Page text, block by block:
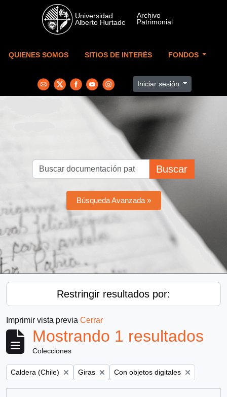
Skip to main content
QUIENES SOMOS SITIOS DE INTERÉS FONDOS
Iniciar sesión
Buscar
Búsqueda Avanzada »
Restringir resultados por:
Imprimir vista previa Cerrar
Mostrando 1 resultados
Colecciones
Remove filter:
Caldera (Chile) Remove filter:
Giras Remove filter:
Con objetos digitales